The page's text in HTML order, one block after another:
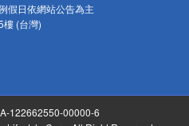
假日依網站公告為主
樓 (台灣)
122662550-00000-6